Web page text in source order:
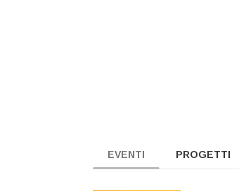
EVENTI PROGETTI